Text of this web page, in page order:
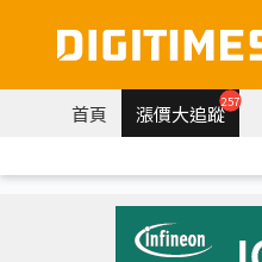
首頁 漲價大追蹤257